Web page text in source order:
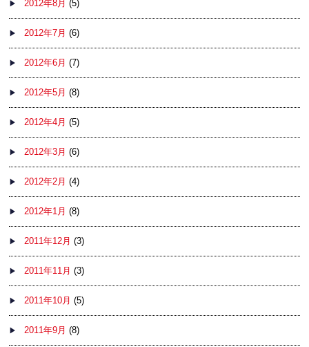
2012年8月 (5)
2012年7月 (6)
2012年6月 (7)
2012年5月 (8)
2012年4月 (5)
2012年3月 (6)
2012年2月 (4)
2012年1月 (8)
2011年12月 (3)
2011年11月 (3)
2011年10月 (5)
2011年9月 (8)